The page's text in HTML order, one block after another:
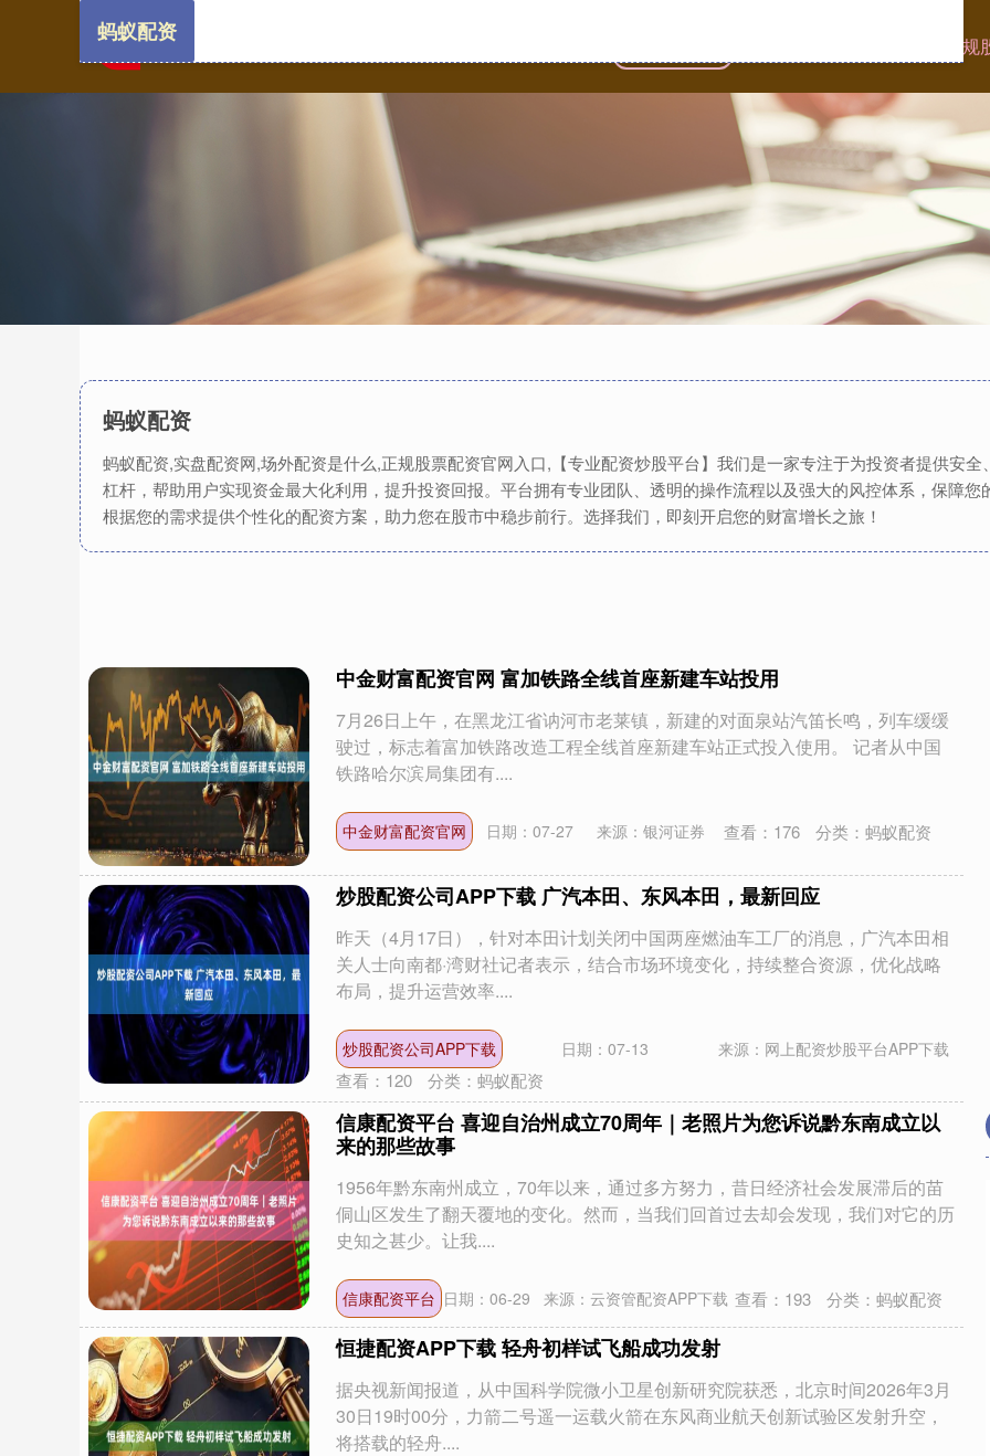
正
蚂蚁配资
蚂蚁配资,实盘配资网,场外配资是什么,正规股票配资官网入口,【专业配资炒股平台】我们是一家专注于为投资者提供安
杠杆，帮助用户实现资金最大化利用，提升投资回报。平台拥有专业团队、透明的操作流程以及强大的风控体系，保障
根据您的需求提供个性化的配资方案，助力您在股市中稳步前行。选择我们，即刻开启您的财富增长之旅！
蚂蚁配资
中金财富配资官网 富加铁路全线首座新建车站投用
7月26日上午，在黑龙江省讷河市老莱镇，新建的对面泉站汽笛长鸣，列车缓缓
驶过，标志着富加铁路改造工程全线首座新建车站正式投入使用。 记者从中国
铁路哈尔滨局集团有....
中金财富配资官网 日期：07-27 来源：银河证券 查看： 176 分类： 蚂蚁配资
炒股配资公司APP下载 广汽本田、东风本田，最新回应
昨天（4月17日），针对本田计划关闭中国两座燃油车工厂的消息，广汽本田相
关人士向南都·湾财社记者表示，结合市场环境变化，持续整合资源，优化战略
布局，提升运营效率....
炒股配资公司APP下载 日期：07-13 来源：网上配资炒股平台APP下载
查看： 120 分类： 蚂蚁配资
信康配资平台 喜迎自治州成立70周年｜老照片为您诉说黔东南成立以
来的那些故事
1956年黔东南州成立，70年以来，通过多方努力，昔日经济社会发展滞后的苗
侗山区发生了翻天覆地的变化。然而，当我们回首过去却会发现，我们对它的历
史知之甚少。让我....
信康配资平台 日期：06-29 来源：云资管配资APP下载 查看： 193 分类： 蚂蚁配资
恒捷配资APP下载 轻舟初样试飞船成功发射
据央视新闻报道，从中国科学院微小卫星创新研究院获悉，北京时间2026年3月
30日19时00分，力箭二号遥一运载火箭在东风商业航天创新试验区发射升空，
将搭载的轻舟....
深证成指 14311.01 200.89 1.42% 沪深300 4694.44 43.13 0.93%